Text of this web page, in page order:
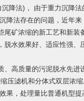
降法)， 由于重力沉降
降法存在的问题，近年
矿浓缩的新工艺和新装
脱水效果好、适应性强、
高质量的污泥脱水先进
压滤机和分体式双层浓
果，处理量比普通机型